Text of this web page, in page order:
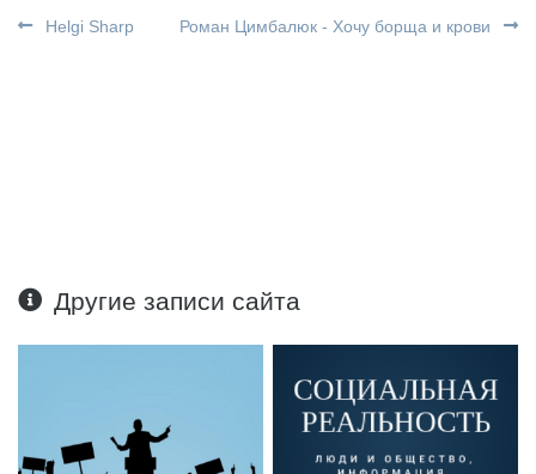
Helgi Sharp Роман Цимбалюк - Хочу борща и крови
Другие записи сайта